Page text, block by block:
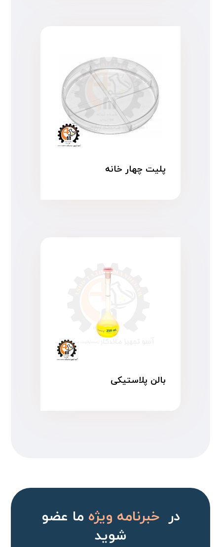
پلیت چهار خانه
بالن پلاستیکی
درخبرنامه ویژهما عضو
شوید